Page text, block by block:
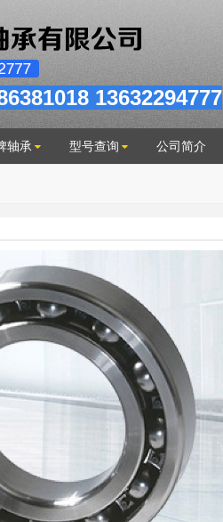
018 13632294777
轴承 型号查询 公司简介